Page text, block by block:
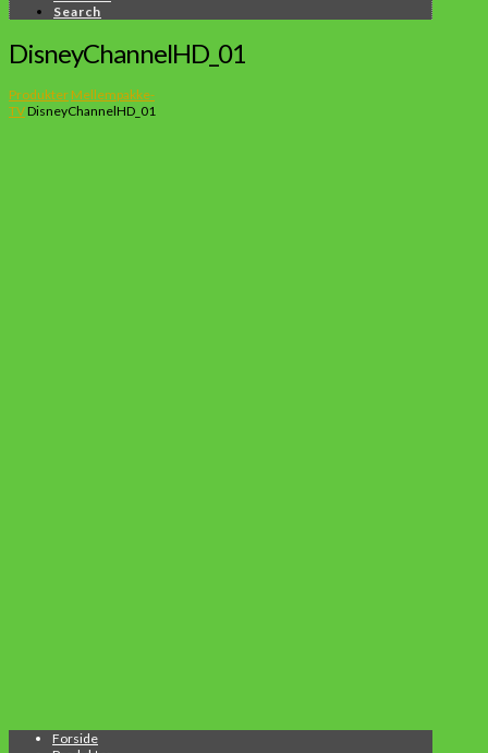
Search
DisneyChannelHD_01
Produkter Mellempakke-
TVDisneyChannelHD_01
Forside